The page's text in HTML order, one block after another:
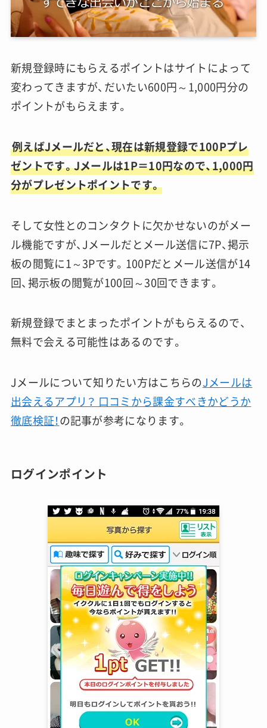
新規登録時にもらえるポイントはサイトによって
変わってきますが、だいたい600円～1,000円分の
ポイントがもらえます。
例えばJメールだと、現在は新規登録で100Pプレ
ゼントです。Jメールは1P＝10円なので、1,000円
分がプレゼントポイントです。
そして女性とのコンタクトに欠かせないのがメー
ル機能ですが、Jメールだとメール送信に7P、掲示
板の閲覧に1～3Pです。100Pだとメール送信が14
回、掲示板の閲覧が100回～30回できます。
新規登録でまとまったポイントがもらえるので、
無料で会える可能性はあるのです。
Jメールについて知りたい方はこちらのJメールは
出会えるアプリ？ 口コミから課金すべきかどうか
徹底検証！の記事が参考になります。
ログインポイント